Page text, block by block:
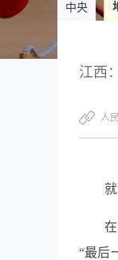
中央
江西
人
“最后